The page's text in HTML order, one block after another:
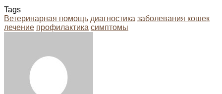
Tags
Ветеринарная помощь диагностика заболевания кошек
лечение профилактика симптомы